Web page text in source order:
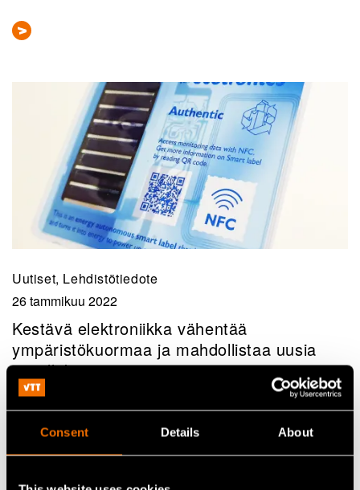
Consent Details About
Uutiset, Lehdistötiedote
26 tammikuu 2022
Kestävä elektroniikka vähentää
ympäristökuormaa ja mahdollistaa uusia
sovelluksia